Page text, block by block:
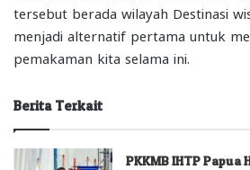
tersebut berada wilayah Destinasi
menjadi alternatif pertama untuk
pemakaman kita selama ini.
Berita Terkait
PKKMB IHTP Papua